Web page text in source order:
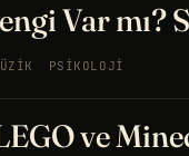
Var mı?
PSIKOLOJI
ve